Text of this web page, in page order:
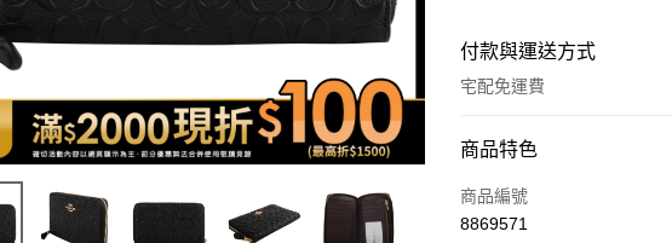
付款與運送方式
宅配免運費
付款方式
icash Pay
商品特色
商品編號
8869571